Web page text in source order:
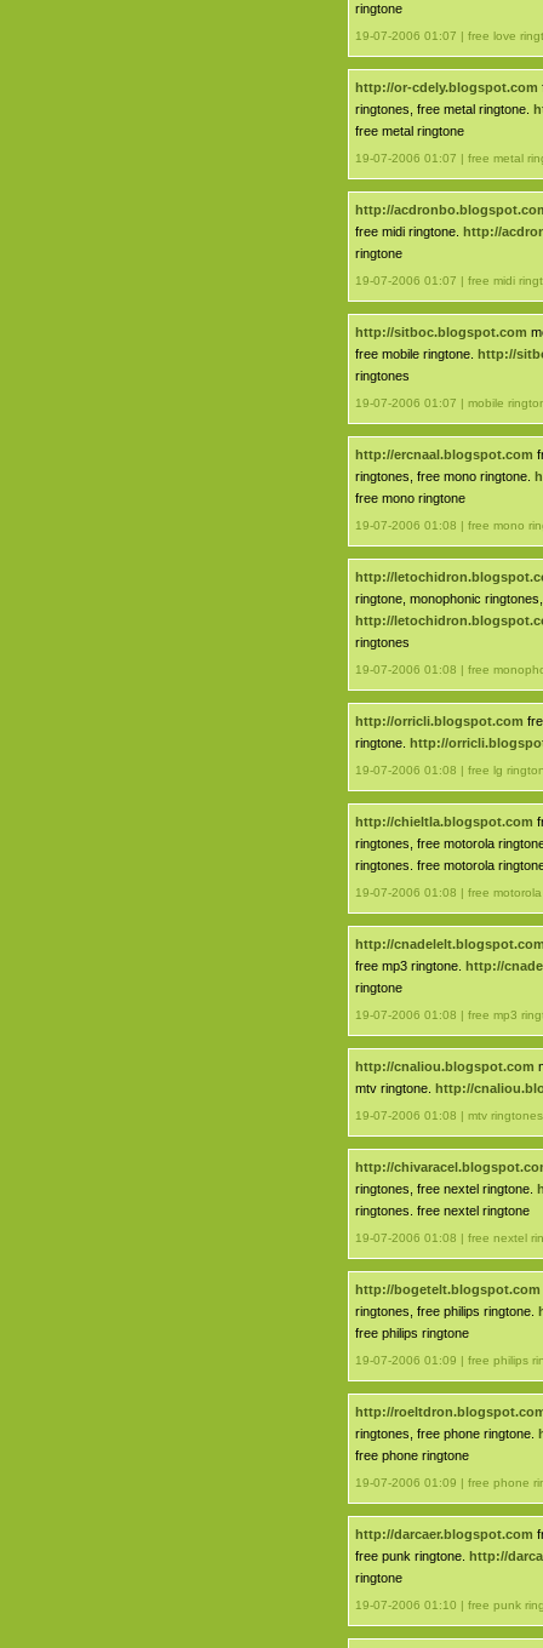
ringtone
19-07-2006 01:07 | free love
http://or-cdely.blogspot.com
ringtones, free metal ringtone.
free metal ringtone
19-07-2006 01:07 | free metal
http://
free midi ringtone. http://
ringtone
19-07-2006 01:07 | free midi
http://sitboc.blogspot.com
free mobile ringtone. http://
ringtones
19-07-2006 01:07 | mobile
http://ercnaal.blogspot.com
ringtones, free mono ringtone.
free mono ringtone
19-07-2006 01:08 | free mono
http://
ringtone, monophonic
http://
ringtones
19-07-2006 01:08 | free
http://orricli.blogspot.com
ringtone. http://
19-07-2006 01:08 | free lg
http://chieltla.blogspot.com
ringtones, free motorola
ringtones. free motorola
19-07-2006 01:08 | free
http://
free mp3 ringtone. http://
ringtone
19-07-2006 01:08 | free mp3
http://cnaliou.blogspot.com
mtv ringtone. http://
19-07-2006 01:08 | mtv
http://
ringtones, free nextel ringtone.
ringtones. free nextel ringtone
19-07-2006 01:08 | free nextel
http://bogetelt.blogspot.com
ringtones, free philips ringtone.
free philips ringtone
19-07-2006 01:09 | free philips
http://
ringtones, free phone ringtone.
free phone ringtone
19-07-2006 01:09 | free phone
http://darcaer.blogspot.com
free punk ringtone. http://
ringtone
19-07-2006 01:10 | free punk